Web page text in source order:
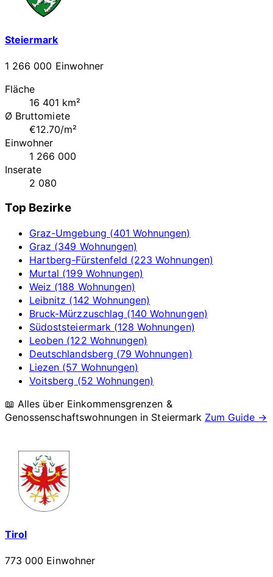
Steiermark
1 266 000 Einwohner
Fläche
16 401 km²
Ø Bruttomiete
€12.70/m²
Einwohner
1 266 000
Inserate
2 080
Top Bezirke
Graz-Umgebung (401 Wohnungen)
Graz (349 Wohnungen)
Hartberg-Fürstenfeld (223 Wohnungen)
Murtal (199 Wohnungen)
Weiz (188 Wohnungen)
Leibnitz (142 Wohnungen)
Bruck-Mürzzuschlag (140 Wohnungen)
Südoststeiermark (128 Wohnungen)
Leoben (122 Wohnungen)
Deutschlandsberg (79 Wohnungen)
Liezen (57 Wohnungen)
Voitsberg (52 Wohnungen)
📖 Alles über Einkommensgrenzen &
Genossenschaftswohnungen in Steiermark Zum Guide →
Tirol
773 000 Einwohner